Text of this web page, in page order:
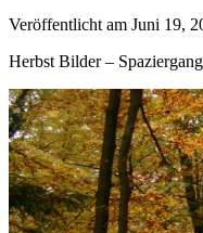
Veröffentlicht am Juni 19,
Herbst Bilder –